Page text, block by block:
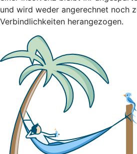
und wird weder angerechnet noch
Verbindlichkeiten herangezogen.